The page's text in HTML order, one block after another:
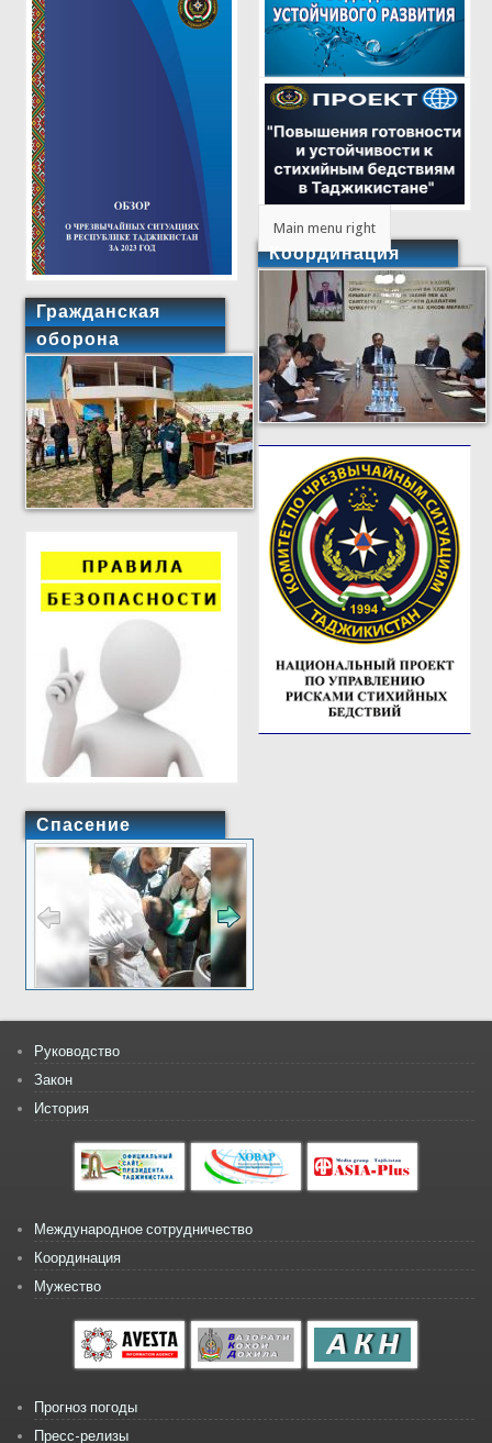
Гражданская
оборона
Спасение
Main menu right
Координация
Руководство
Закон
История
Международное сотрудничество
Координация
Мужество
Прогноз погоды
Пресс-релизы